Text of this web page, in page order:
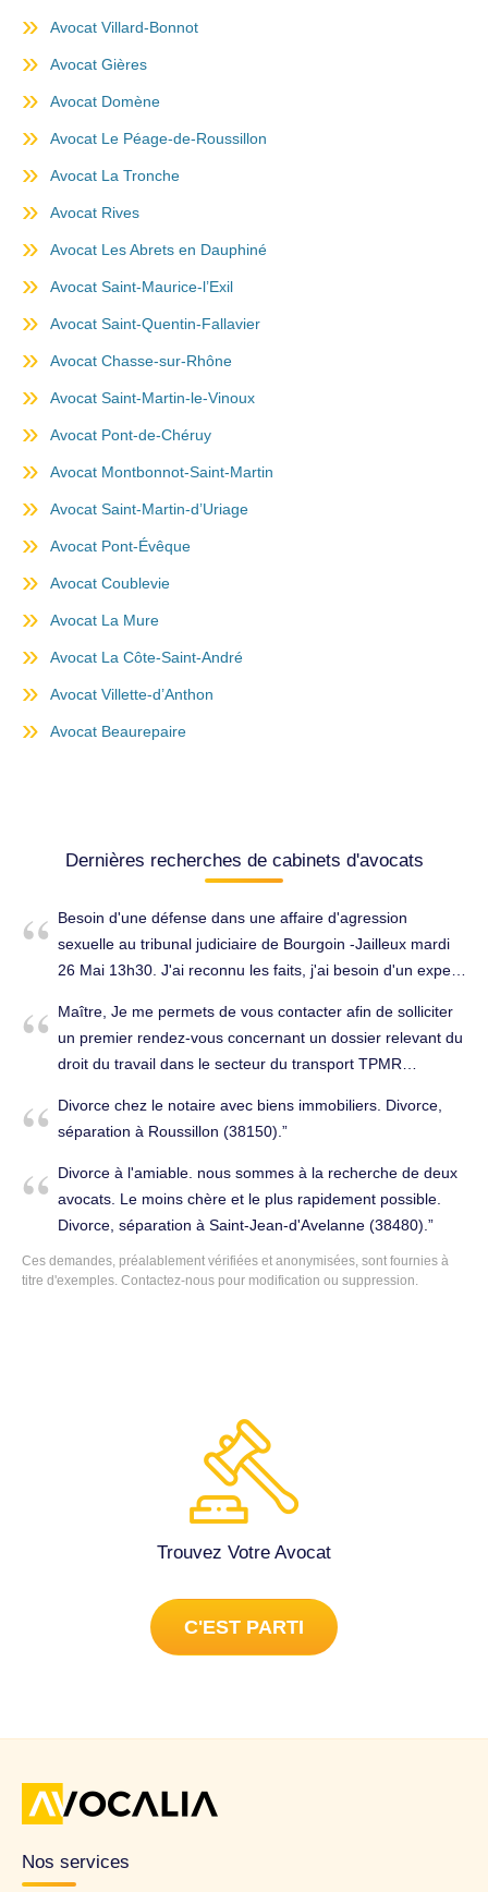
Avocat Villard-Bonnot
Avocat Gières
Avocat Domène
Avocat Le Péage-de-Roussillon
Avocat La Tronche
Avocat Rives
Avocat Les Abrets en Dauphiné
Avocat Saint-Maurice-l’Exil
Avocat Saint-Quentin-Fallavier
Avocat Chasse-sur-Rhône
Avocat Saint-Martin-le-Vinoux
Avocat Pont-de-Chéruy
Avocat Montbonnot-Saint-Martin
Avocat Saint-Martin-d’Uriage
Avocat Pont-Évêque
Avocat Coublevie
Avocat La Mure
Avocat La Côte-Saint-André
Avocat Villette-d’Anthon
Avocat Beaurepaire
Dernières recherches de cabinets d'avocats
Besoin d'une défense dans une affaire d'agression
sexuelle au tribunal judiciaire de Bourgoin -Jailleux mardi
26 Mai 13h30. J'ai reconnu les faits, j'ai besoin d'un expert
Maître, Je me permets de vous contacter afin de solliciter
un premier rendez-vous concernant un dossier relevant du
droit du travail dans le secteur du transport TPMR
chose, je souhaiterais savoir si votre cabinet accepte l’aide
juridictionnelle pour ce type de dossier. Après simulation, il
semblerait que je puisse bénéficier d’une prise en charge
totale. J’exerçais les fonctions de conducteur-
accompagnateur PMR en période scolaire, coefficient
routiers et activités auxiliaires du transport (IDCC 16). --- 1/
Après le 28/02/2026, j’ai continué à travailler sans nouveau
contrat écrit officiellement signé à ma connaissance. Le
salarié remplacé (M. Patrick MANSUY) a finalement repris
déduction d’environ 30 minutes par jour travaillé. Or : -
mes feuilles de route PDA indiquaient un départ de service
personnel était interdit contractuellement ; - un contrat de
exceptionnel ; - aucune liberté d’usage assimilable à un
véhicule de fonction n’existait. Le contrat imposait en outre
Divorce chez le notaire avec biens immobiliers. Divorce,
séparation à Roussillon (38150).
Divorce à l'amiable. nous sommes à la recherche de deux
avocats. Le moins chère et le plus rapidement possible.
Divorce, séparation à Saint-Jean-d'Avelanne (38480).
Ces demandes, préalablement vérifiées et anonymisées, sont fournies à
titre d'exemples. Contactez-nous pour modification ou suppression.
Trouvez Votre Avocat
C'EST PARTI
Nos services